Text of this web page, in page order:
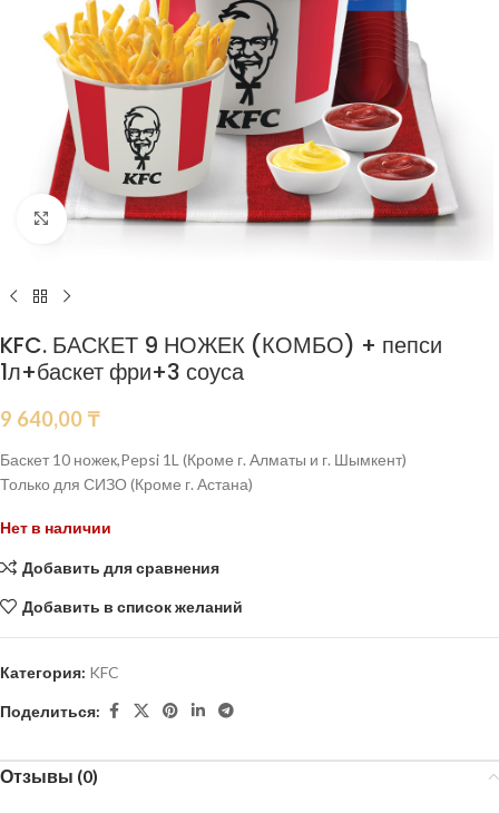
Нажмите, чтобы увеличить
KFC. БАСКЕТ 9 НОЖЕК (КОМБО) + пепси
1л+баскет фри+3 соуса
9 640,00 ₸
Баскет 10 ножек,Pepsi 1L (Кроме г. Алматы и г. Шымкент)
Только для СИЗО (Кроме г. Астана)
Нет в наличии
Добавить для сравнения
Добавить в список желаний
Категория: KFC
Поделиться:
Отзывы (0)